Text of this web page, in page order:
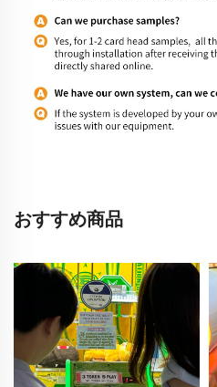
おすすめ商品